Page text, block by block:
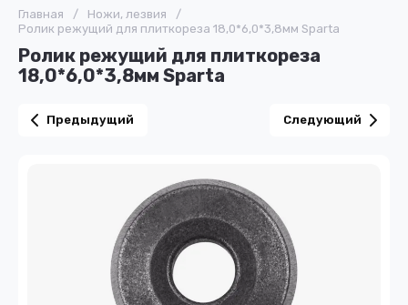
Главная / Ножи, лезвия
/
Ролик режущий для плиткореза 18,0*6,0*3,8мм Sparta
Ролик режущий для плиткореза
18,0*6,0*3,8мм Sparta
Предыдущий Следующий